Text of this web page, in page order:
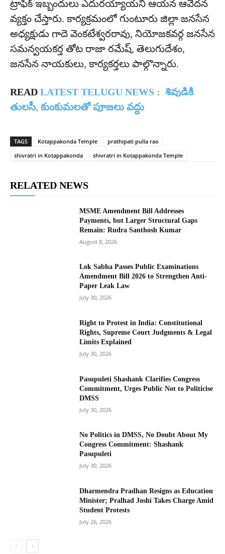
ట్రాఫిక్‌ ఇబ్బందులు ఎదురయ్యాయని ఆయన ఆవేదన
వ్యక్తం చేస్తారు. కార్యక్రమంలో గుంటూరు జిల్లా జనసేన
అధ్యక్షుడు గాదె వెంకటేశ్వరరావు, నియోజకవర్గ జనసేన
సమన్వయకర్త తోట రాజా రమేష్, తెలుగుదేశం,
జనసేన నాయకులు, కార్యకర్తలు పాల్గొన్నారు.
READ LATEST TELUGU NEWS : శివుడికి
తులసీ, కుంకుమలతో పూజలు వద్దు
TAGS Kotappakonda Temple
prathipati pulla rao
shivratri in Kotappakonda
shivratri in Kotappakonda Temple
RELATED NEWS
MSME Amendment Bill Addresses
Payments, but Larger Structural Gaps
Remain: Rudra Santhosh Kumar
August 8, 2026
Lok Sabha Passes Public Examinations
Amendment Bill 2026 to Strengthen Anti-
Paper Leak Law
July 30, 2026
Right to Protest in India: Constitutional
Rights, Supreme Court Judgments & Legal
Limits Explained
July 30, 2026
Pasupuleti Shashank Clarifies Congress
Commitment, Urges Public Not to Politicise
DMSS
July 30, 2026
No Politics in DMSS, No Doubt About My
Congress Commitment: Shashank
Pasupuleti
July 30, 2026
Dharmendra Pradhan Resigns as Education
Minister; Pralhad Joshi Takes Charge Amid
Student Protests
July 26, 2026